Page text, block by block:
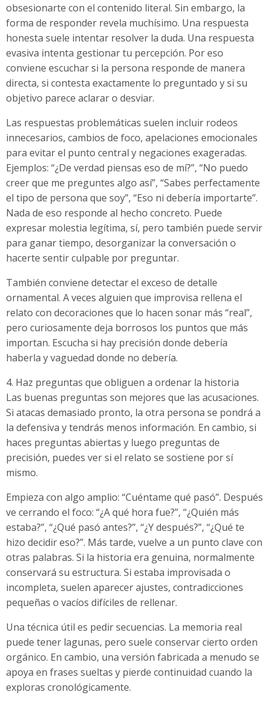
obsesionarte con el contenido literal. Sin embargo, la
forma de responder revela muchísimo. Una respuesta
honesta suele intentar resolver la duda. Una respuesta
evasiva intenta gestionar tu percepción. Por eso
conviene escuchar si la persona responde de manera
directa, si contesta exactamente lo preguntado y si su
objetivo parece aclarar o desviar.
Las respuestas problemáticas suelen incluir rodeos
innecesarios, cambios de foco, apelaciones emocionales
para evitar el punto central y negaciones exageradas.
Ejemplos: “¿De verdad piensas eso de mí?”, “No puedo
creer que me preguntes algo así”, “Sabes perfectamente
el tipo de persona que soy”, “Eso ni debería importarte”.
Nada de eso responde al hecho concreto. Puede
expresar molestia legítima, sí, pero también puede servir
para ganar tiempo, desorganizar la conversación o
hacerte sentir culpable por preguntar.
También conviene detectar el exceso de detalle
ornamental. A veces alguien que improvisa rellena el
relato con decoraciones que lo hacen sonar más “real”,
pero curiosamente deja borrosos los puntos que más
importan. Escucha si hay precisión donde debería
haberla y vaguedad donde no debería.
4. Haz preguntas que obliguen a ordenar la historia
Las buenas preguntas son mejores que las acusaciones.
Si atacas demasiado pronto, la otra persona se pondrá a
la defensiva y tendrás menos información. En cambio, si
haces preguntas abiertas y luego preguntas de
precisión, puedes ver si el relato se sostiene por sí
mismo.
Empieza con algo amplio: “Cuéntame qué pasó”. Después
ve cerrando el foco: “¿A qué hora fue?”, “¿Quién más
estaba?”, “¿Qué pasó antes?”, “¿Y después?”, “¿Qué te
hizo decidir eso?”. Más tarde, vuelve a un punto clave con
otras palabras. Si la historia era genuina, normalmente
conservará su estructura. Si estaba improvisada o
incompleta, suelen aparecer ajustes, contradicciones
pequeñas o vacíos difíciles de rellenar.
Una técnica útil es pedir secuencias. La memoria real
puede tener lagunas, pero suele conservar cierto orden
orgánico. En cambio, una versión fabricada a menudo se
apoya en frases sueltas y pierde continuidad cuando la
exploras cronológicamente.